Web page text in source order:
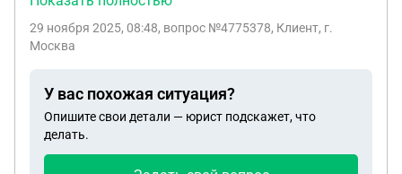
восстановят дд и сделают перерасчет. Конечно
свои дд? Я не по своей воле долго увольнялся и
не я тянул эту резину
29 ноября 2025, 08:48, вопрос №4775378, Клиент, г.
Москва
У вас похожая ситуация?
Опишите свои детали — юрист подскажет, что
делать.